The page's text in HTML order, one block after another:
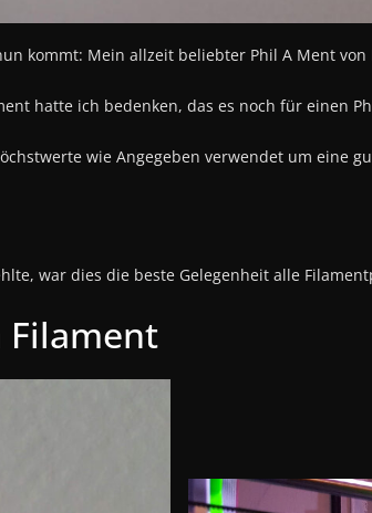
kommt: Mein allzeit beliebter Phil A Ment von
hatte ich bedenken, das es noch für einen
wie Angegeben verwendet um eine
war dies die beste Gelegenheit alle
Filament